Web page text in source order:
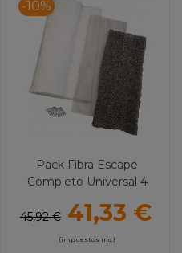
-10%
Pack Fibra Escape
Completo Universal 4
45,92 € 41,33 €
(impuestos inc.)